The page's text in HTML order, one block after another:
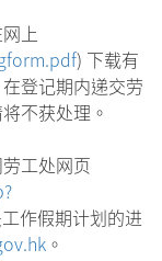
上
) 下载有
登记期内递交劳
不获处理。
工处网页
工作假期计划的进
。